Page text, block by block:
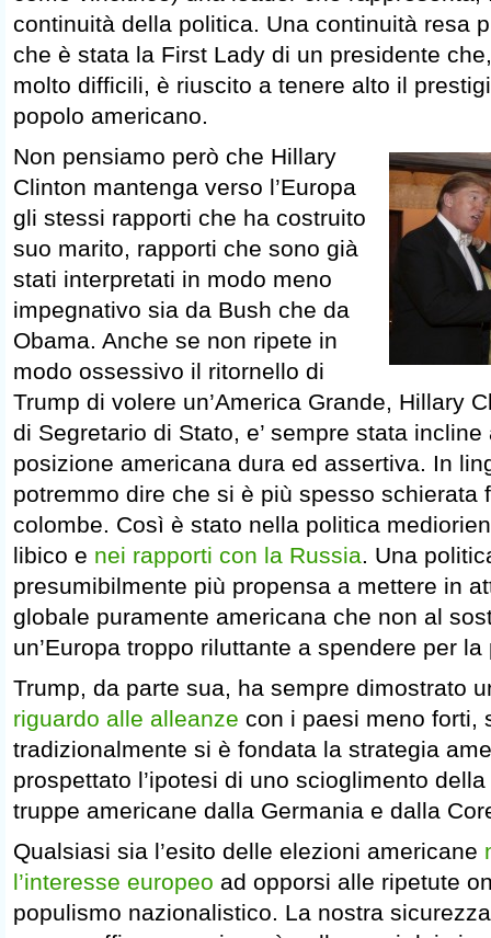
continuità della politica. Una continuità resa
che è stata la First Lady di un presidente
molto difficili, è riuscito a tenere alto il
popolo americano.
Non pensiamo però che Hillary
Clinton mantenga verso l’Europa
gli stessi rapporti che ha costruito
suo marito, rapporti che sono già
stati interpretati in modo meno
impegnativo sia da Bush che da
Obama. Anche se non ripete in
modo ossessivo il ritornello di
Trump di volere un’America Grande, Hillary
di Segretario di Stato, e’ sempre stata
posizione americana dura ed assertiva. In
potremmo dire che si è più spesso schierata
colombe. Così è stato nella politica
libico e nei rapporti con la Russia. Una
presumibilmente più propensa a mettere in
globale puramente americana che non al
un’Europa troppo riluttante a spendere per
Trump, da parte sua, ha sempre dimostrato
riguardo alle alleanze con i paesi meno forti,
tradizionalmente si è fondata la strategia
prospettato l’ipotesi di uno scioglimento
truppe americane dalla Germania e dalla
Qualsiasi sia l’esito delle elezioni americane
l’interesse europeo ad opporsi alle ripetute
populismo nazionalistico. La nostra